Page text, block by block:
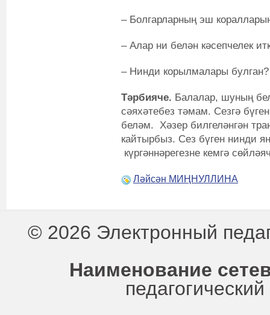
– Болгарларның эш
– Алар ни белән кәсепчелек
– Нинди корылмалары булган?
Тәрбияче. Балалар, шуның
сәяхәтебез тәмам. Сезгә
беләм. Хәзер билгеләнгән
кайтырбыз. Сез бүген нинди
күргәннәрегезне кемгә
Ләйсән МИҢНУЛЛИНА
© 2026 Электронный
Наименование